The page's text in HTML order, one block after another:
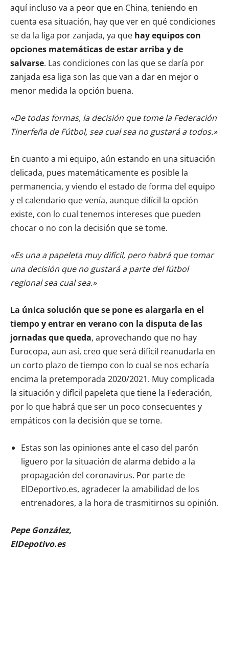
aquí incluso va a peor que en China, teniendo en
cuenta esa situación, hay que ver en qué condiciones
se da la liga por zanjada, ya que hay equipos con
opciones matemáticas de estar arriba y de
salvarse. Las condiciones con las que se daría por
zanjada esa liga son las que van a dar en mejor o
menor medida la opción buena.
«De todas formas, la decisión que tome la Federación
Tinerfeña de Fútbol, sea cual sea no gustará a todos.»
En cuanto a mi equipo, aún estando en una situación
delicada, pues matemáticamente es posible la
permanencia, y viendo el estado de forma del equipo
y el calendario que venía, aunque difícil la opción
existe, con lo cual tenemos intereses que pueden
chocar o no con la decisión que se tome.
«Es una a papeleta muy difícil, pero habrá que tomar
una decisión que no gustará a parte del fútbol
regional sea cual sea.»
La única solución que se pone es alargarla en el
tiempo y entrar en verano con la disputa de las
jornadas que queda, aprovechando que no hay
Eurocopa, aun así, creo que será difícil reanudarla en
un corto plazo de tiempo con lo cual se nos echaría
encima la pretemporada 2020/2021. Muy complicada
la situación y difícil papeleta que tiene la Federación,
por lo que habrá que ser un poco consecuentes y
empáticos con la decisión que se tome.
Estas son las opiniones ante el caso del parón
liguero por la situación de alarma debido a la
propagación del coronavirus. Por parte de
ElDeportivo.es, agradecer la amabilidad de los
entrenadores, a la hora de trasmitirnos su opinión.
Pepe González,
ElDepotivo.es